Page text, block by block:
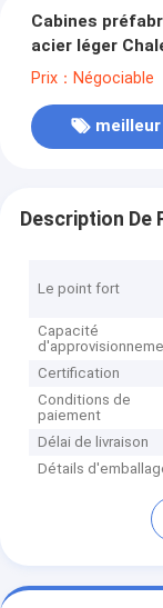
Cabines
acier léger
bois Bungalow
Prix：Négociable
Description De
Le point fort
Capacité
Certification
Conditions de
paiement
Délai de livraison
Détails